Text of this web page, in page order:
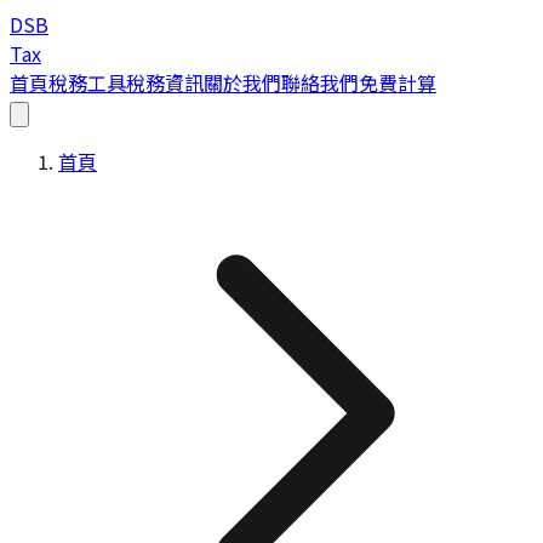
DSB
Tax
首頁稅務工具稅務資訊關於我們聯絡我們免費計算
首頁